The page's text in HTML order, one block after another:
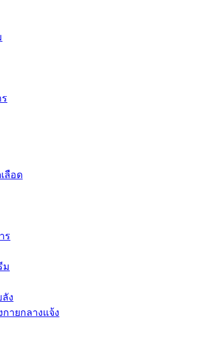
ลือด
ร
ม
ลัง
กายกลางแจ้ง